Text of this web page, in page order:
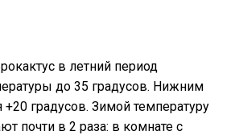
в летний период
до 35 градусов. Нижним
+20 градусов. Зимой температуру
почти в 2 раза: в комнате с